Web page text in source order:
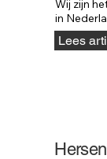
Wij zijn
in
dealer te
Lees